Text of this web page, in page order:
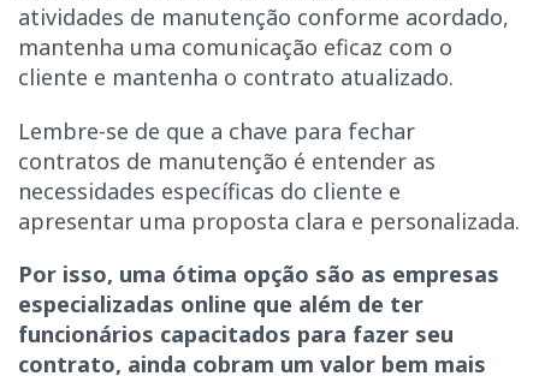
atividades de manutenção conforme acordado,
mantenha uma comunicação eficaz com o
cliente e mantenha o contrato atualizado.
Lembre-se de que a chave para fechar
contratos de manutenção é entender as
necessidades específicas do cliente e
apresentar uma proposta clara e personalizada.
Por isso, uma ótima opção são as empresas
especializadas online que além de ter
funcionários capacitados para fazer seu
contrato, ainda cobram um valor bem mais